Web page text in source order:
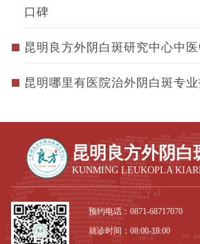
口碑
昆明良方外阴白斑研究中心中
昆明哪里有医院治外阴白斑专
昆明良方外阴白
KUNMING LEUKOPLA
预约电话：0871-68717070
就诊时间：08:00-18:00